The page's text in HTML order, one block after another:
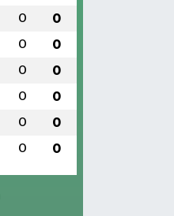
0 0
0 0
0 0
0 0
0 0
0 0